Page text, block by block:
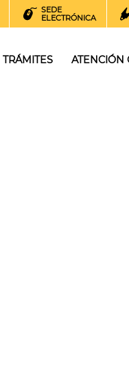
SEDE
ELECTRÓNICA
TRÁMITES ATENCIÓN